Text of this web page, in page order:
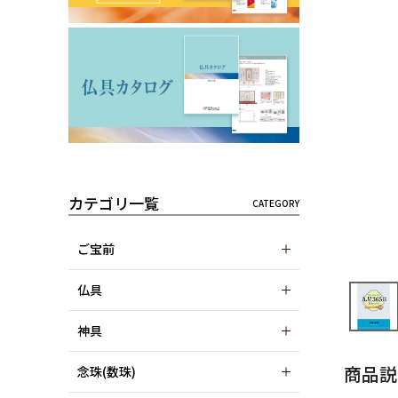
カテゴリ一覧
ご宝前
仏具
神具
念珠(数珠) 商品